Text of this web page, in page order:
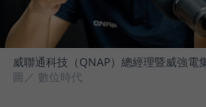
威聯通科技（QNAP）總經理暨威強電
圖／ 數位時代